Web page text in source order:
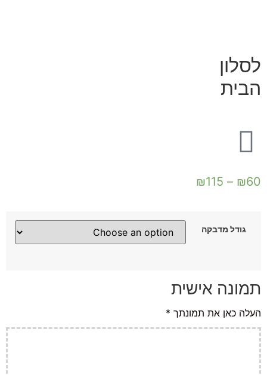
לסלון
הבית
₪60
–
₪115
גודל מדבקה
תמונה אישית
העלה כאן את תמונתך *